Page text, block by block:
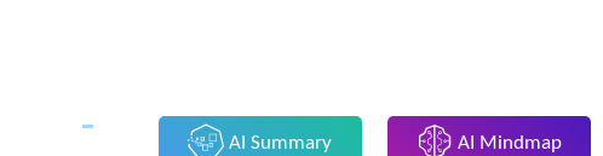
AI Summary AI Mindmap